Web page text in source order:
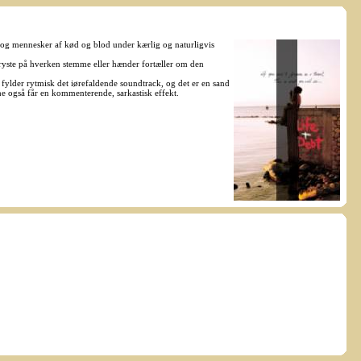
mennesker af kød og blod under kærlig og naturligvis
på hverken stemme eller hænder fortæller om den
rytmisk det iørefaldende soundtrack, og det er en sand
også får en kommenterende, sarkastisk effekt.